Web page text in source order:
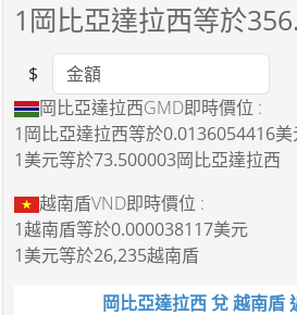
1 岡比亞達拉西等於
Amount
$
岡比亞達拉西GMD即時價位 :
1岡比亞達拉西等於0.0136054416美
1美元等於73.500003岡比亞達拉西
越南盾VND即時價位 :
1越南盾等於0.000038117美元
1美元等於26,235越南盾
岡比亞達拉西 兌 越南盾